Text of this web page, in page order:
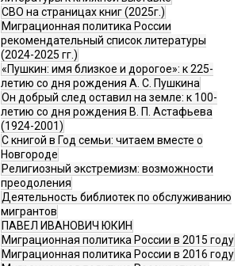
СВО на страницах книг (2025г.)
Миграционная политика России
рекомендательный список литературы
(2024-2025 гг.)
«Пушкин: имя близкое и дорогое»: к 225-
летию со дня рождения А. С. Пушкина
Он добрый след оставил на земле: к 100-
летию со дня рождения В. П. Астафьева
(1924-2001)
С книгой в Год семьи: читаем вместе о
Новгороде
Религиозный экстремизм: возможности
преодоления
Деятельность библиотек по обслуживанию
мигрантов
ПАВЕЛ ИВАНОВИЧ ЮКИН
Миграционная политика России в 2015 году
Миграционная политика России в 2016 году